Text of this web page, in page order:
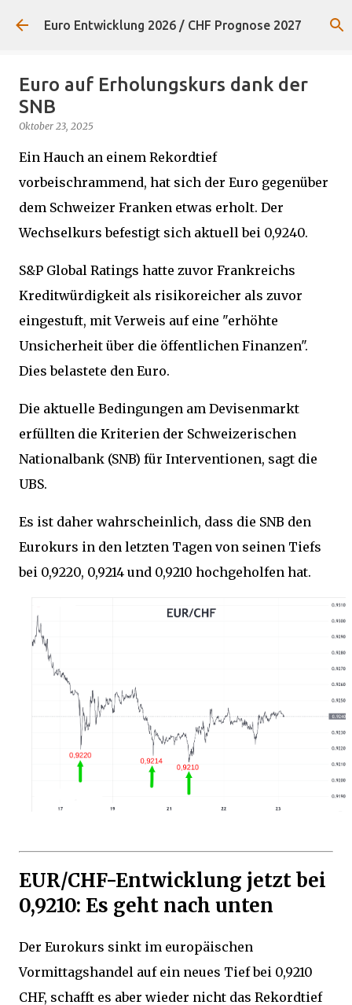
Direkt zum Hauptbereich
Euro Entwicklung 2026 / CHF Prognose 2027
Euro auf Erholungskurs dank der
SNB
Oktober 23, 2025
Ein Hauch an einem Rekordtief
vorbeischrammend, hat sich der Euro gegenüber
dem Schweizer Franken etwas erholt. Der
Wechselkurs befestigt sich aktuell bei 0,9240.
S&P Global Ratings hatte zuvor Frankreichs
Kreditwürdigkeit als risikoreicher als zuvor
eingestuft, mit Verweis auf eine "erhöhte
Unsicherheit über die öffentlichen Finanzen".
Dies belastete den Euro.
Die aktuelle Bedingungen am Devisenmarkt
erfüllten die Kriterien der Schweizerischen
Nationalbank (SNB) für Interventionen, sagt die
UBS.
Es ist daher wahrscheinlich, dass die SNB den
Eurokurs in den letzten Tagen von seinen Tiefs
bei 0,9220, 0,9214 und 0,9210 hochgeholfen hat.
EUR/CHF-Entwicklung jetzt bei
0,9210: Es geht nach unten
Der Eurokurs sinkt im europäischen
Vormittagshandel auf ein neues Tief bei 0,9210
CHF, schafft es aber wieder nicht das Rekordtief